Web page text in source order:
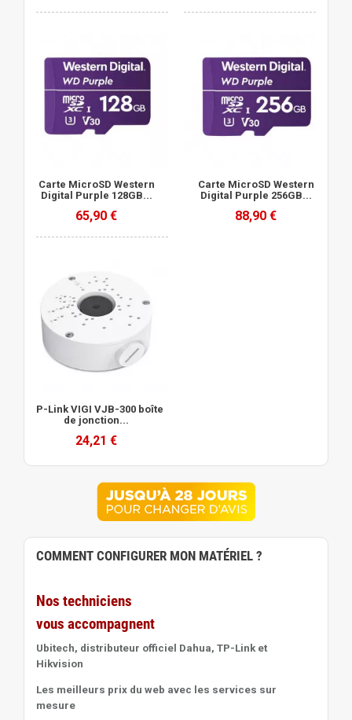
Carte MicroSD Western
Digital Purple 128GB...
65,90 €
Carte MicroSD Western
Digital Purple 256GB...
88,90 €
TP-Link VIGI VJB-300 boîte
de jonction...
24,21 €
COMMENT CONFIGURER MON MATÉRIEL ?
Nos techniciens
vous accompagnent
Ubitech, distributeur officiel Dahua, TP-Link et
Hikvision
Les meilleurs prix du web avec les services sur
mesure